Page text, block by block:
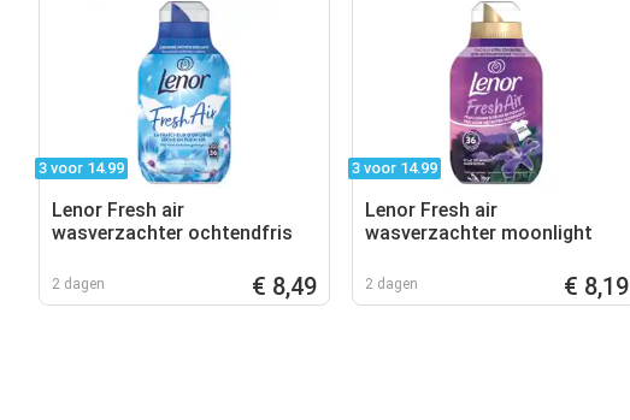
3 voor 14.99
Lenor Fresh air
wasverzachter ochtendfris
2 dagen € 8,49
3 voor 14.99
Lenor Fresh air
wasverzachter moonlight
2 dagen € 8,19